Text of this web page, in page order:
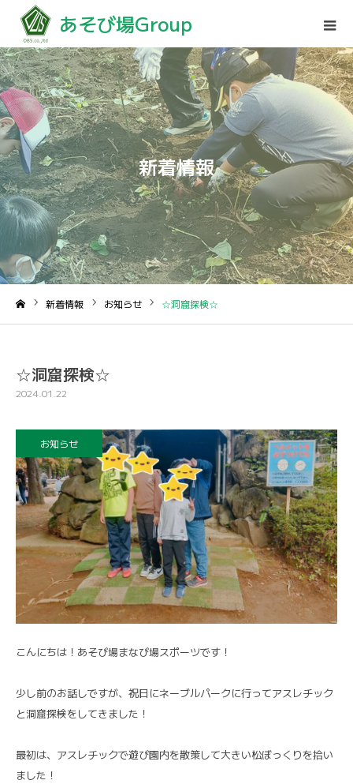
あそび場Group
新着情報
新着情報 お知らせ ☆洞窟探検☆
☆洞窟探検☆
2024.01.22
お知らせ
こんにちは！あそび場まなび場スポーツです！
少し前のお話しですが、祝日にネーブルパークに行ってアスレチック
と洞窟探検をしてきました！
最初は、アスレチックで遊び園内を散策して大きい松ぼっくりを拾い
ました！